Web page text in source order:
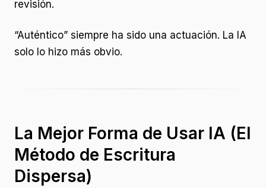
revisión.
“Auténtico” siempre ha sido una actuación. La IA
solo lo hizo más obvio.
La Mejor Forma de Usar IA (El
Método de Escritura
Dispersa)